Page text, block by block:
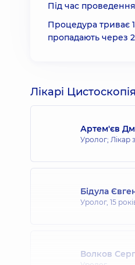
Під час проведення
Процедура триває
пропадають через
Лікарі
Артем'єв
Уролог; Лікар
Бідула
Уролог, 15
Волков